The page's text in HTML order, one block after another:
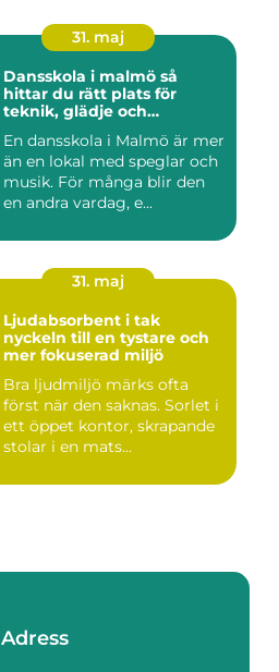
31. maj
Dansskola i malmö så
hittar du rätt plats för
teknik, glädje och
En dansskola i Malmö är mer
än en lokal med speglar och
musik. För många blir den
en andra vardag, e...
31. maj
Ljudabsorbent i tak
nyckeln till en tystare och
mer fokuserad miljö
Bra ljudmiljö märks ofta
först när den saknas. Sorlet i
ett öppet kontor, skrapande
stolar i en mats...
Adress